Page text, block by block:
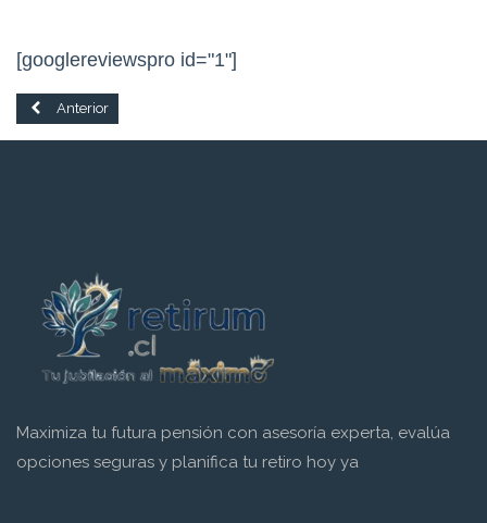
[googlereviewspro id="1"]
Artículo anterior: Exención Cotización Salud para Pensionados en Chile
Anterior
Maximiza tu futura pensión con asesoría experta, evalúa
opciones seguras y planifica tu retiro hoy ya